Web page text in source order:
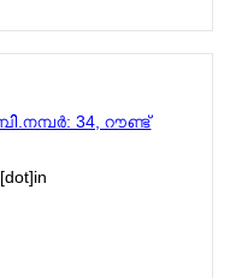
34, റൗണ്ട്